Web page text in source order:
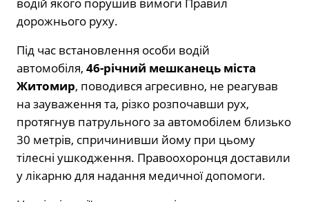
водій якого порушив вимоги Правил
дорожнього руху.
Під час встановлення особи водій
автомобіля, 46-річний мешканець міста
Житомир, поводився агресивно, не реагував
на зауваження та, різко розпочавши рух,
протягнув патрульного за автомобілем близько
30 метрів, спричинивши йому при цьому
тілесні ушкодження. Правоохоронця доставили
у лікарню для надання медичної допомоги.